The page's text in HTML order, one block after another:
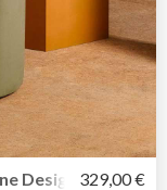
Design-Ikone
329,00 €